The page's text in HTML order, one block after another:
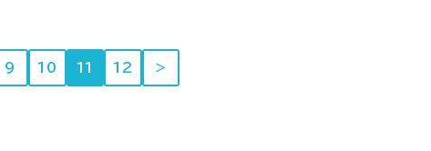
9 10 11 12 ＞